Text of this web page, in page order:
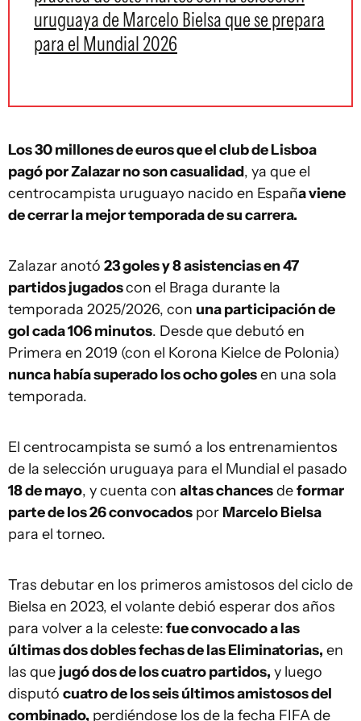
uruguaya de Marcelo Bielsa que se prepara
para el Mundial 2026
Los 30 millones de euros que el club de Lisboa
pagó por Zalazar no son casualidad, ya que el
centrocampista uruguayo nacido en España viene
de cerrar la mejor temporada de su carrera.
Zalazar anotó 23 goles y 8 asistencias en 47
partidos jugadoscon el Braga durante la
temporada 2025/2026, con una participación de
gol cada 106 minutos. Desde que debutó en
Primera en 2019 (con el Korona Kielce de Polonia)
nunca había superado los ocho golesen una sola
temporada.
El centrocampista se sumó a los entrenamientos
de la selección uruguaya para el Mundial el pasado
18 de mayo, y cuenta con altas chancesdeformar
parte de los 26 convocados por Marcelo Bielsa
para el torneo.
Tras debutar en los primeros amistosos del ciclo de
Bielsa en 2023, el volante debió esperar dos años
para volver a la celeste:fue convocado a las
últimas dos dobles fechas de las Eliminatorias, en
las que jugó dos de los cuatro partidos, y luego
disputó cuatro de los seis últimos amistosos del
combinado, perdiéndose los de la fecha FIFA de